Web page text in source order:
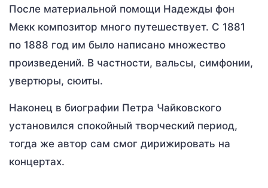
После материальной помощи Надежды фон
Мекк композитор много путешествует. С 1881
по 1888 год им было написано множество
произведений. В частности, вальсы, симфонии,
увертюры, сюиты.
Наконец в биографии Петра Чайковского
установился спокойный творческий период,
тогда же автор сам смог дирижировать на
концертах.